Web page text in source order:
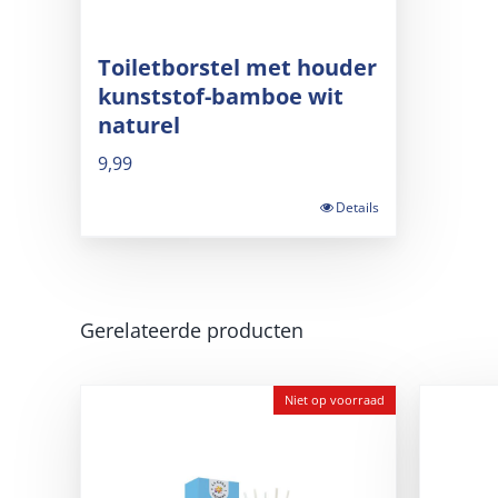
Toiletborstel met houder
kunststof-bamboe wit
naturel
9,99
Details
Gerelateerde producten
Niet op voorraad